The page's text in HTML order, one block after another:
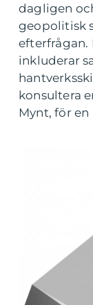
dagligen
geopolitisk
efterfrågan.
inkluderar
konsultera
Mynt, för